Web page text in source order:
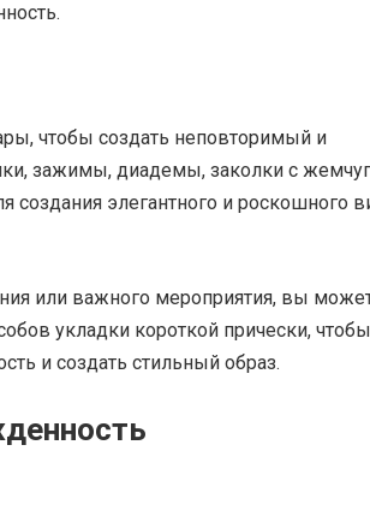
чтобы создать неповторимый и
зажимы, диадемы, заколки с
создания элегантного и роскошного
или важного мероприятия, вы
укладки короткой прически, чтобы
и создать стильный образ.